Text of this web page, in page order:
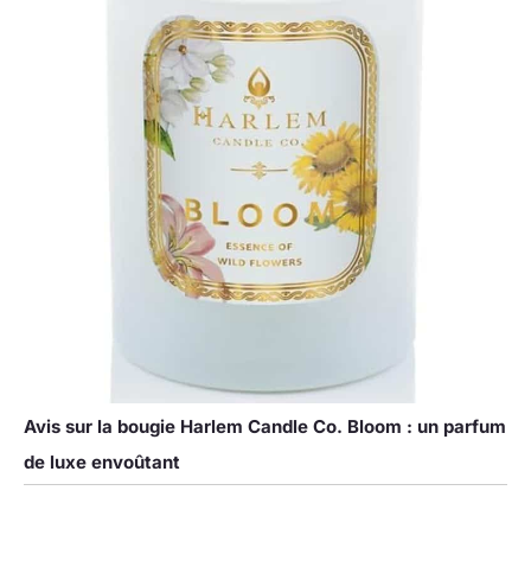
Avis sur la bougie Harlem Candle Co. Bloom : un parfum
de luxe envoûtant